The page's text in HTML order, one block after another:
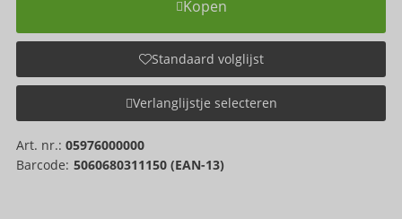
Kopen
Standaard volglijst
Verlanglijstje selecteren
Art. nr.: 05976000000
Barcode: 5060680311150 (EAN-13)